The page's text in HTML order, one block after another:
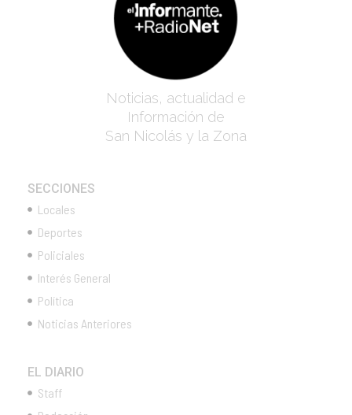
Noticias, actualidad e
Información de
San Nicolás y la Zona
SECCIONES
Locales
Deportes
Policiales
Interés General
Política
Noticias Anteriores
EL DIARIO
Staff